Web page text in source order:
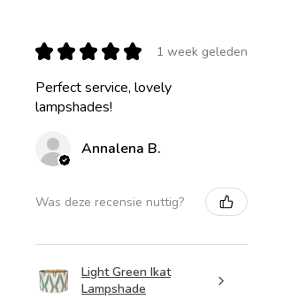
★ ★ ★ ★ ★ 1 week geleden
Perfect service, lovely
lampshades!
Annalena B.
Was deze recensie nuttig?
Light Green Ikat
Lampshade